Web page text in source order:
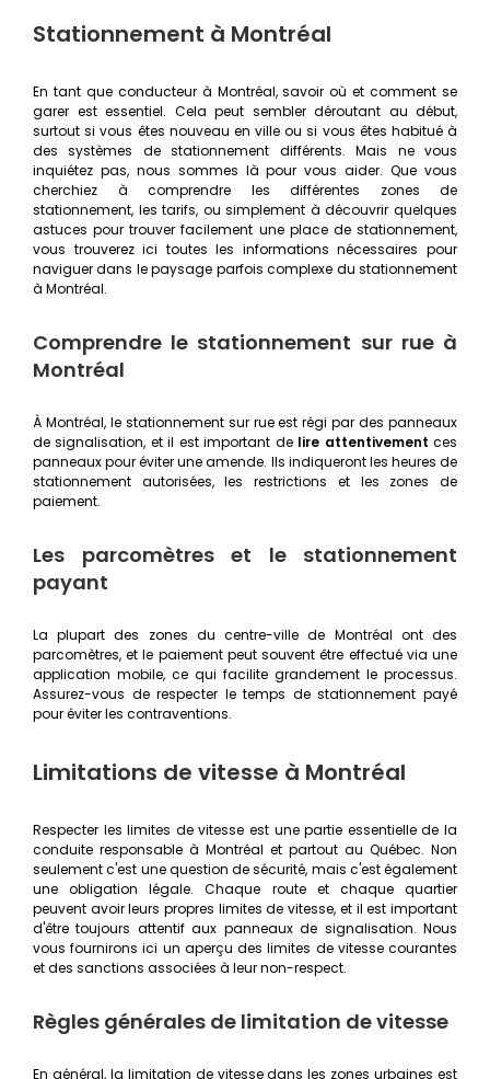
Stationnement à Montréal
En tant que conducteur à Montréal, savoir où et comment se
garer est essentiel. Cela peut sembler déroutant au début,
surtout si vous êtes nouveau en ville ou si vous êtes habitué à
des systèmes de stationnement différents. Mais ne vous
inquiétez pas, nous sommes là pour vous aider. Que vous
cherchiez à comprendre les différentes zones de
stationnement, les tarifs, ou simplement à découvrir quelques
astuces pour trouver facilement une place de stationnement,
vous trouverez ici toutes les informations nécessaires pour
naviguer dans le paysage parfois complexe du stationnement
à Montréal.
Comprendre le stationnement sur rue à
Montréal
À Montréal, le stationnement sur rue est régi par des panneaux
de signalisation, et il est important de lire attentivement ces
panneaux pour éviter une amende. Ils indiqueront les heures de
stationnement autorisées, les restrictions et les zones de
paiement.
Les parcomètres et le stationnement
payant
La plupart des zones du centre-ville de Montréal ont des
parcomètres, et le paiement peut souvent être effectué via une
application mobile, ce qui facilite grandement le processus.
Assurez-vous de respecter le temps de stationnement payé
pour éviter les contraventions.
Limitations de vitesse à Montréal
Respecter les limites de vitesse est une partie essentielle de la
conduite responsable à Montréal et partout au Québec. Non
seulement c'est une question de sécurité, mais c'est également
une obligation légale. Chaque route et chaque quartier
peuvent avoir leurs propres limites de vitesse, et il est important
d'être toujours attentif aux panneaux de signalisation. Nous
vous fournirons ici un aperçu des limites de vitesse courantes
et des sanctions associées à leur non-respect.
Règles générales de limitation de vitesse
En général, la limitation de vitesse dans les zones urbaines est